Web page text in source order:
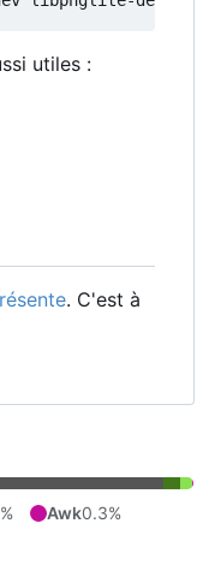
utiles :
. C'est à
Awk0.3%